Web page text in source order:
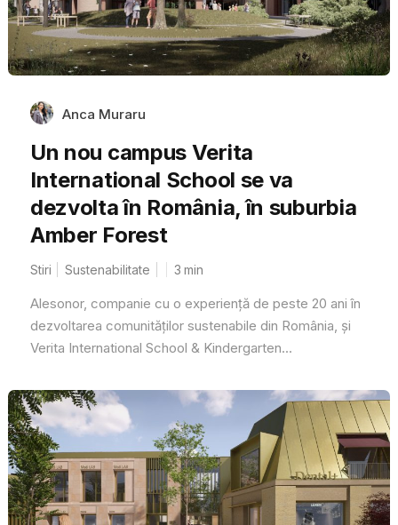
Anca Muraru
Un nou campus Verita
International School se va
dezvolta în România, în suburbia
Amber Forest
Stiri Sustenabilitate 3 min
Alesonor, companie cu o experiență de peste 20 ani în
dezvoltarea comunităților sustenabile din România, și
Verita International School & Kindergarten...